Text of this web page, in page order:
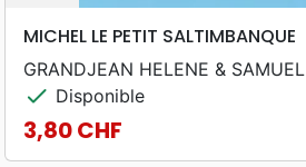
MICHEL LE PETIT SALTIMBANQUE
GRANDJEAN HELENE & SAMUEL
check Disponible
Prix
3,80 CHF